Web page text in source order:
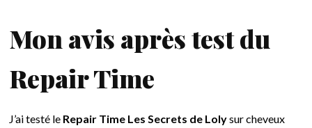
Mon avis après test du
Repair Time
J’ai testé le Repair Time Les Secrets de Lolysur cheveux